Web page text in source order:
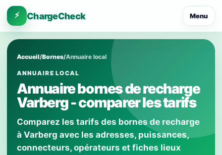
⚡ ChargeCheck Menu
Accueil/Bornes/Annuaire local
ANNUAIRE LOCAL
Annuaire bornes de recharge
Varberg - comparer les tarifs
Comparez les tarifs des bornes de recharge
à Varberg avec les adresses, puissances,
connecteurs, opérateurs et fiches lieux